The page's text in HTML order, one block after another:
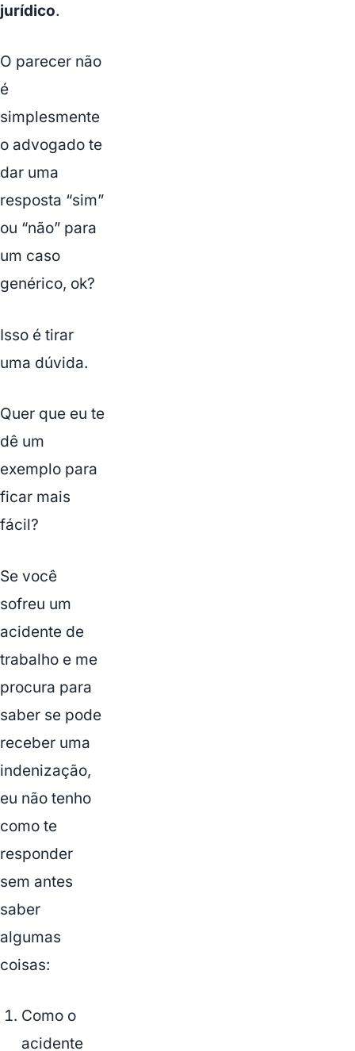
jurídico.
O parecer não
é
simplesmente
o advogado te
dar uma
resposta “sim”
ou “não” para
um caso
genérico, ok?
Isso é tirar
uma dúvida.
Quer que eu te
dê um
exemplo para
ficar mais
fácil?
Se você
sofreu um
acidente de
trabalho e me
procura para
saber se pode
receber uma
indenização,
eu não tenho
como te
responder
sem antes
saber
algumas
coisas:
Como o
acidente